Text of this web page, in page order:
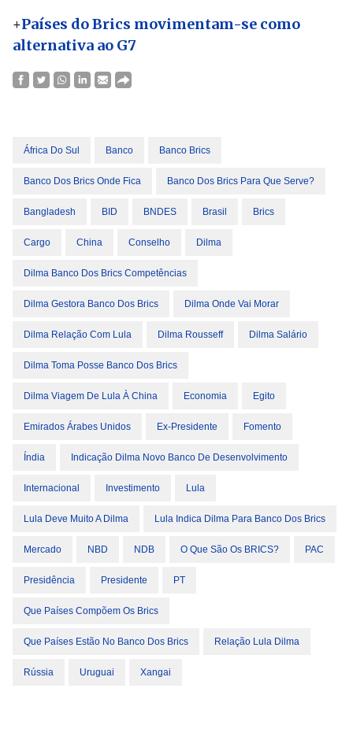
+Países do Brics movimentam-se como
alternativa ao G7
África Do Sul Banco Banco Brics
Banco Dos Brics Onde Fica Banco Dos Brics Para Que Serve?
Bangladesh BID BNDES Brasil Brics
Cargo China Conselho Dilma
Dilma Banco Dos Brics Competências
Dilma Gestora Banco Dos Brics Dilma Onde Vai Morar
Dilma Relação Com Lula Dilma Rousseff Dilma Salário
Dilma Toma Posse Banco Dos Brics
Dilma Viagem De Lula À China Economia Egito
Emirados Árabes Unidos Ex-Presidente Fomento
Índia Indicação Dilma Novo Banco De Desenvolvimento
Internacional Investimento Lula
Lula Deve Muito A Dilma Lula Indica Dilma Para Banco Dos Brics
Mercado NBD NDB O Que São Os BRICS? PAC
Presidência Presidente PT
Que Países Compõem Os Brics
Que Países Estão No Banco Dos Brics Relação Lula Dilma
Rússia Uruguai Xangai